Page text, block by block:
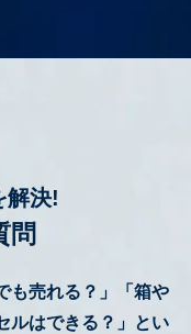
解決!
問
も売れる？」「箱や
ルはできる？」とい